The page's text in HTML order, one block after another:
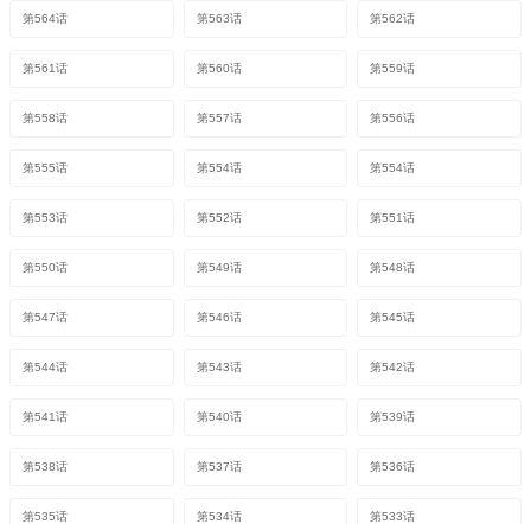
第564话 第563话 第562话
第561话 第560话 第559话
第558话 第557话 第556话
第555话 第554话 第554话
第553话 第552话 第551话
第550话 第549话 第548话
第547话 第546话 第545话
第544话 第543话 第542话
第541话 第540话 第539话
第538话 第537话 第536话
第535话 第534话 第533话